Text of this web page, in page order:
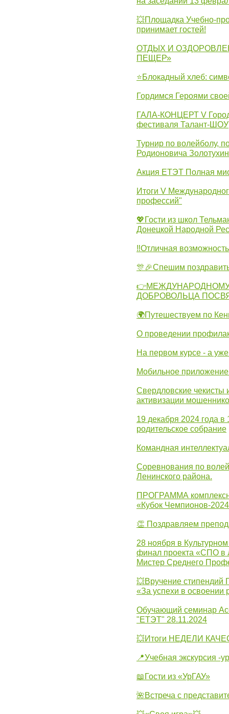
💥Площадка Учебно-
принимает гостей!
ОТДЫХ И
ПЕЩЕР»
⭐Блокадный хлеб:
Гордимся Героями
ГАЛА-КОНЦЕРТ V
фестиваля Талант-ШОУ
Турнир по волейболу,
Родионовича
Акция ЕТЭТ Полная
Итоги V
профессий"
💖Гости из школ
Донецкой Народной
‼Отличная
🎊🎉Спешим
ДОБРОВОЛЬЦА
🌍Путешествуем по
О проведении
На первом курсе - а
Мобильное
Свердловские
активизации
19 декабря 2024 года
родительское собрание
Командная
Соревнования по
Ленинского района.
ПРОГРАММА
«Кубок Чемпионов-
👏 Поздравляем
28 ноября в
финал проекта «СПО в
Мистер Среднего
💥Вручение стипендий
«За успехи в освоении
Обучающий семинар
"ЕТЭТ" 28.11.2024
💥Итоги НЕДЕЛИ
📍Учебная экскурсия -
📖Гости из «УрГАУ»
🌺Встреча с